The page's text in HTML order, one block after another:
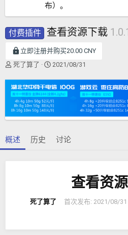
布）。
付费插件 查看资源下载
立即注册并购买20.00 CNY
作
死了算了
创
日
期
2021/08/31
概述 历史 讨论
查看资
死了算了 首次发布: 2021/08/31